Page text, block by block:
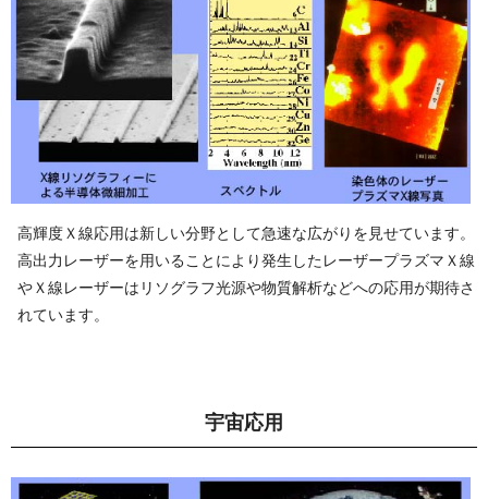
高輝度Ｘ線応用は新しい分野として急速な広がりを見せています。
高出力レーザーを用いることにより発生したレーザープラズマＸ線
やＸ線レーザーはリソグラフ光源や物質解析などへの応用が期待さ
れて い ま す 。
宇 宙 応 用